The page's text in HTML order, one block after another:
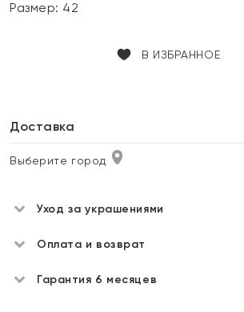
Размер: 42
В ИЗБРАННОЕ
Доставка
Выберите город
Уход за украшениями
Оплата и возврат
Гарантия 6 месяцев